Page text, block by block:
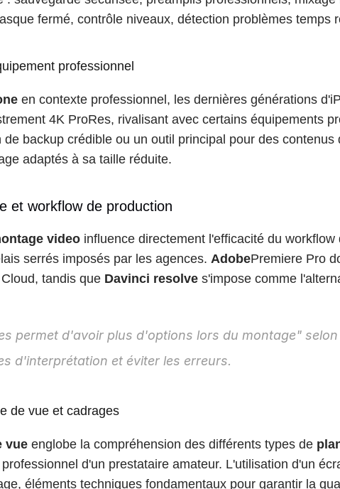
fermé, contrôle niveaux, détection problèmes temps
professionnel
en contexte professionnel, les dernières générations
4K ProRes, rivalisant avec certains équipements
backup crédible ou un outil principal pour des
adaptés à sa taille réduite.
et workflow de production
video influence directement l'efficacité du
serrés imposés par les agences. AdobePremiere Pro
tandis que Davinci resolve s'impose comme
permet d'avoir plus d'options lors du montage"
d'interprétation et éviter les erreurs.
de vue et cadrages
vue englobe la compréhension des différents types de
d'un prestataire amateur. L'utilisation d'un
éléments techniques fondamentaux pour garantir la